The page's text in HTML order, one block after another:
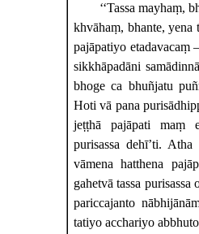
‘‘Tassa mayhaṃ,
khvāhaṃ, bhante, yena
pajāpatiyo etadavacaṃ
sikkhāpadāni
bhoge ca bhuñjatu
Hoti vā pana
jeṭṭhā pajāpati maṃ
purisassa dehī’ti.
vāmena hatthena
gahetvā tassa
pariccajanto
tatiyo acchariyo